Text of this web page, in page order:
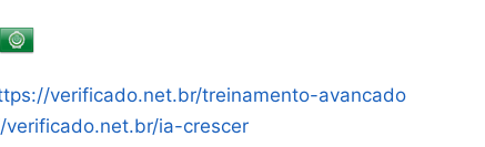
verificado.net.br/treinamento-avancado
verificado.net.br/ia-crescer